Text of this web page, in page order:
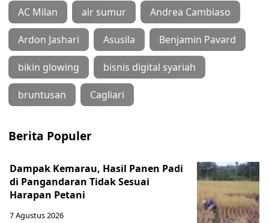
AC Milan air sumur Andrea Cambiaso
Ardon Jashari Asusila Benjamin Pavard
bikin glowing bisnis digital syariah
bruntusan Cagliari
Berita Populer
Dampak Kemarau, Hasil Panen Padi
di Pangandaran Tidak Sesuai
Harapan Petani
7 Agustus 2026